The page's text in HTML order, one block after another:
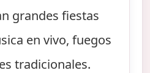
grandes fiestas
en vivo, fuegos
tradicionales.